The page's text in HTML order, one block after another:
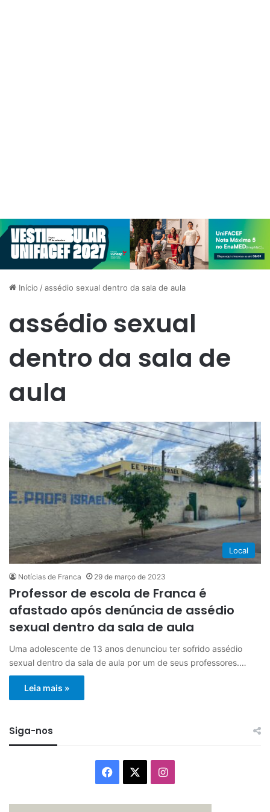
Início /assédio sexual dentro da sala de aula
assédio sexual
dentro da sala de
aula
Local
Notícias de Franca 29 de março de 2023
Professor de escola de Franca é
afastado após denúncia de assédio
sexual dentro da sala de aula
Uma adolescente de 13 anos denunciou ter sofrido assédio
sexual dentro da sala de aula por um de seus professores.…
Leia mais »
Siga-nos
Facebook Instagram